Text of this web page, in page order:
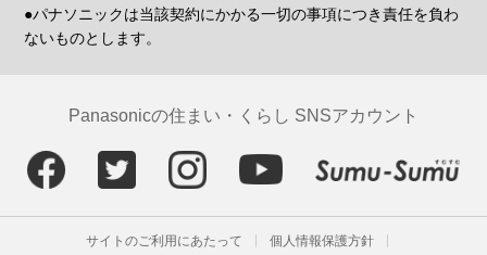
●パナソニックは当該契約にかかる一切の事項につき責任を負わ
ないものとします。
Panasonicの住まい・くらし SNSアカウント
サイトのご利用にあたって
個人情報保護方針